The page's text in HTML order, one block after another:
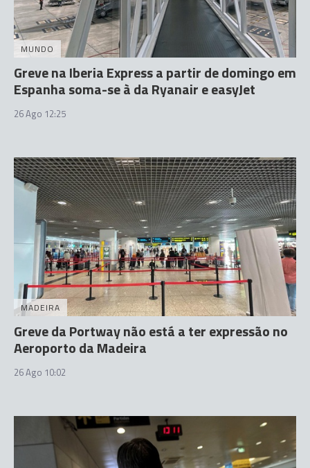
MUNDO
Greve na Iberia Express a partir de domingo em
Espanha soma-se à da Ryanair e easyJet
26 Ago 12:25
MADEIRA
Greve da Portway não está a ter expressão no
Aeroporto da Madeira
26 Ago 10:02